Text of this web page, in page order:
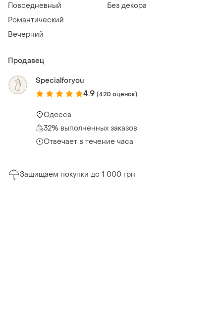
Повседневный
Романтический
Вечерний
Без декора
Продавец
Specialforyou
4.9 (420 оценок)
Одесса
32% выполненных заказов
Отвечает в течение часа
Защищаем покупки до 1 000 грн